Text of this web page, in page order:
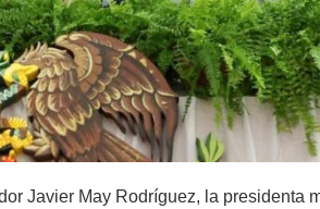
Javier May Rodríguez, la presidenta